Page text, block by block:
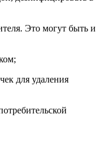
Это могут быть и
для удаления